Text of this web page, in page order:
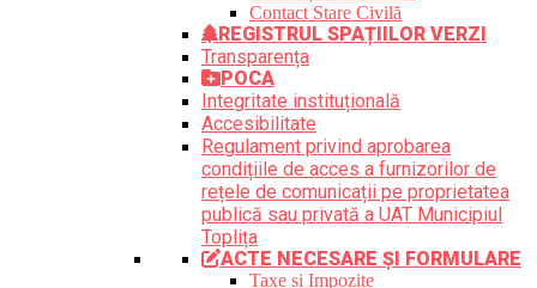
Contact Stare Civilă
REGISTRUL SPAȚIILOR VERZI
Transparența
POCA
Integritate instituțională
Accesibilitate
Regulament privind aprobarea
condițiile de acces a furnizorilor de
rețele de comunicații pe proprietatea
publică sau privată a UAT Municipiul
Toplița
ACTE NECESARE ȘI FORMULARE
Taxe și Impozite